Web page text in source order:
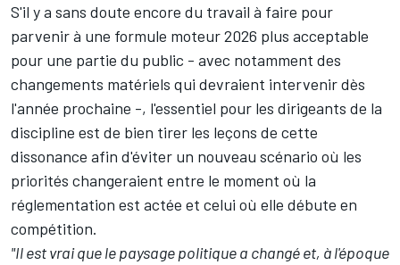
S'il y a sans doute encore du travail à faire pour
parvenir à une formule moteur 2026 plus acceptable
pour une partie du public - avec notamment des
changements matériels qui devraient intervenir dès
l'année prochaine -, l'essentiel pour les dirigeants de la
discipline est de bien tirer les leçons de cette
dissonance afin d'éviter un nouveau scénario où les
priorités changeraient entre le moment où la
réglementation est actée et celui où elle débute en
compétition.
"Il est vrai que le paysage politique a changé et, à l'époque